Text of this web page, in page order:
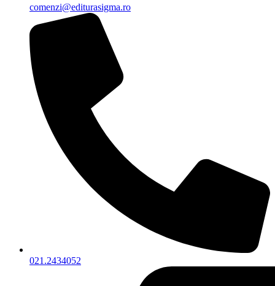
comenzi@editurasigma.ro
021.2434052